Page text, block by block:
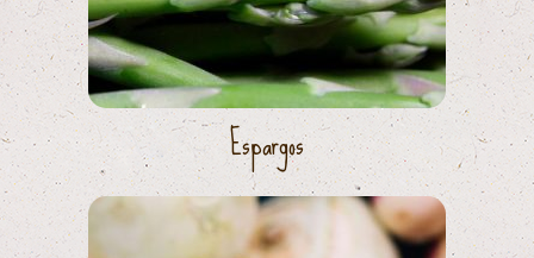
Espargos